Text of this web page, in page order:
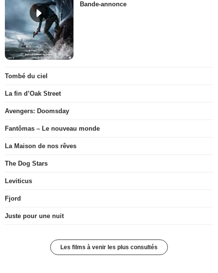
Bande-annonce
Tombé du ciel
La fin d’Oak Street
Avengers: Doomsday
Fantômas – Le nouveau monde
La Maison de nos rêves
The Dog Stars
Leviticus
Fjord
Juste pour une nuit
Les films à venir les plus consultés